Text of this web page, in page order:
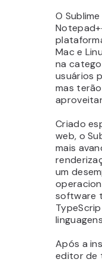
O
Mac e
na
usuários
mas
Criado
web, o
mais
um
software
Após a
editor de